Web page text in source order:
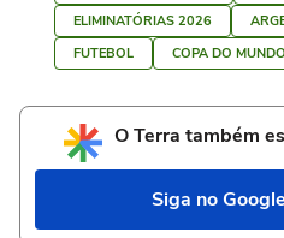
ELIMINATÓRIAS 2026
FUTEBOL
COPA DO
O Terra também
Siga no